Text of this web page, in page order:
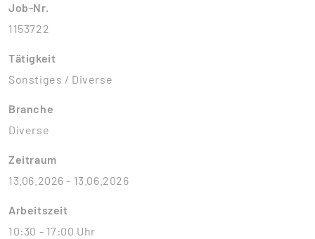
Job-Nr.
1153722
Tätigkeit
Sonstiges / Diverse
Branche
Diverse
Zeitraum
13.06.2026 - 13.06.2026
Arbeitszeit
10:30 - 17:00 Uhr